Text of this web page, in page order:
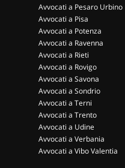
Avvocati a Pesaro Urbino
Avvocati a Pisa
Avvocati a Potenza
Avvocati a Ravenna
Avvocati a Rieti
Avvocati a Rovigo
Avvocati a Savona
Avvocati a Sondrio
Avvocati a Terni
Avvocati a Trento
Avvocati a Udine
Avvocati a Verbania
Avvocati a Vibo Valentia